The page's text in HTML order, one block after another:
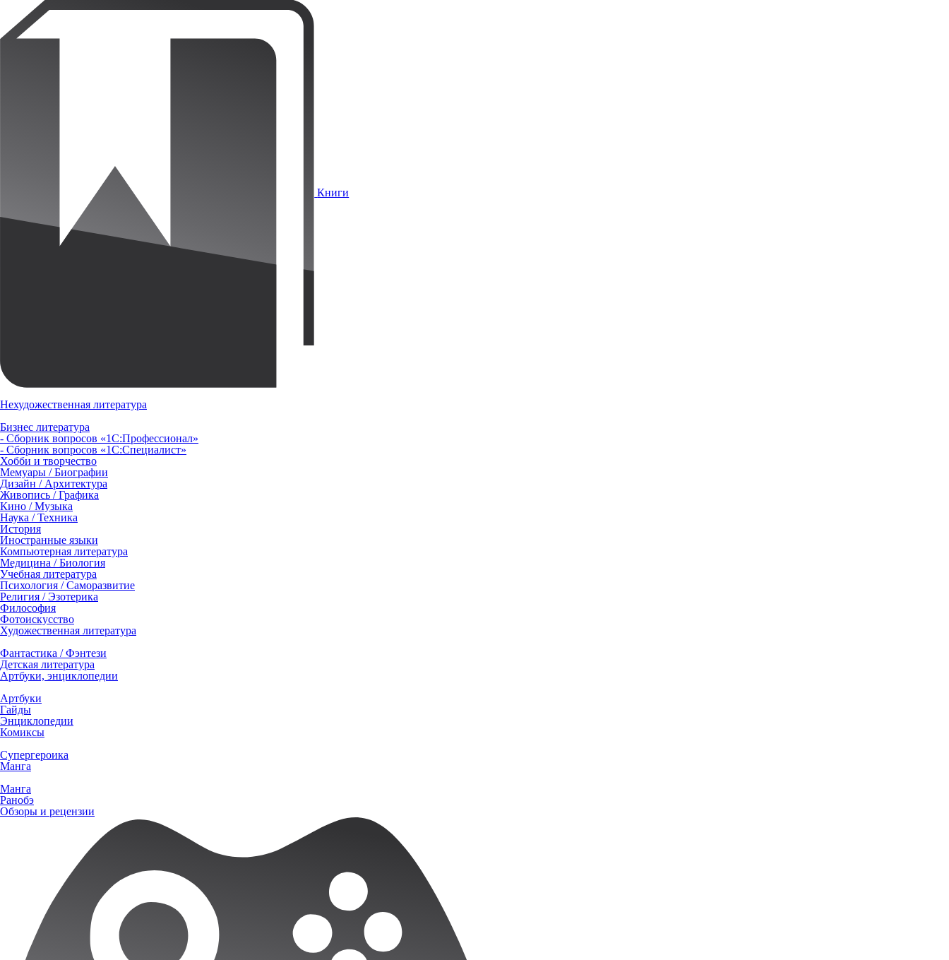
Книги
Нехудожественная литература
Бизнес литература
- Сборник вопросов «1С:Профессионал»
- Сборник вопросов «1С:Специалист»
Хобби и творчество
Мемуары / Биографии
Дизайн / Архитектура
Живопись / Графика
Кино / Музыка
Наука / Техника
История
Иностранные языки
Компьютерная литература
Медицина / Биология
Учебная литература
Психология / Саморазвитие
Религия / Эзотерика
Философия
Фотоискусство
Художественная литература
Фантастика / Фэнтези
Детская литература
Артбуки, энциклопедии
Артбуки
Гайды
Энциклопедии
Комиксы
Супергероика
Манга
Манга
Ранобэ
Обзоры и рецензии